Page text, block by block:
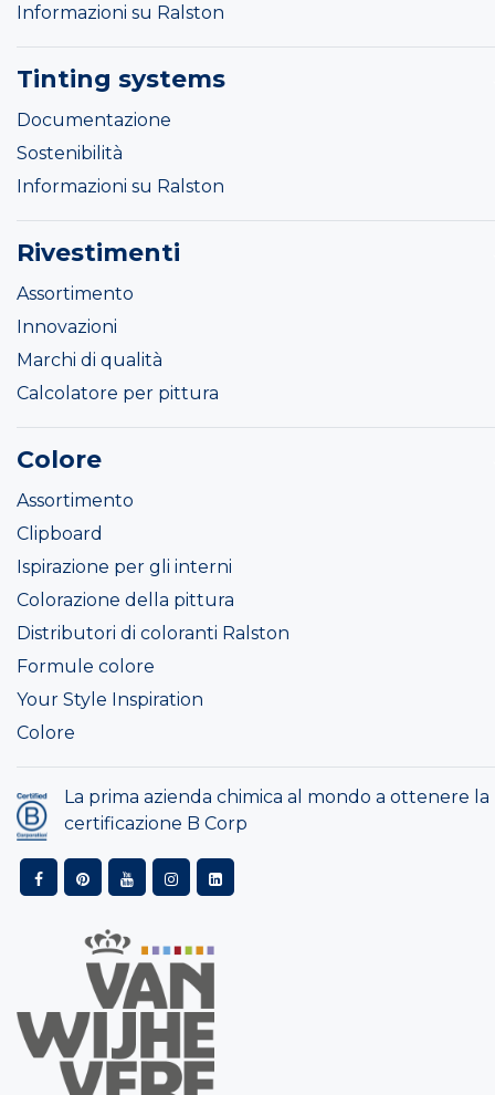
Informazioni su Ralston
Tinting systems
Documentazione
Sostenibilità
Informazioni su Ralston
Rivestimenti
Assortimento
Innovazioni
Marchi di qualità
Calcolatore per pittura
Colore
Assortimento
Clipboard
Ispirazione per gli interni
Colorazione della pittura
Distributori di coloranti Ralston
Formule colore
Your Style Inspiration
Colore
La prima azienda chimica al mondo a ottenere la
certificazione B Corp